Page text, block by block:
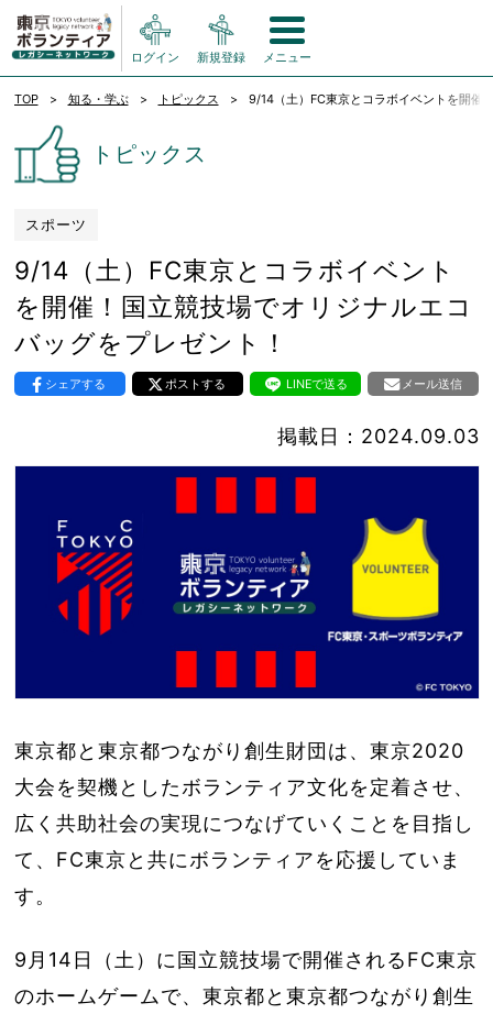
ログイン 新規登録 メニュー
TOP 知る・学ぶ トピックス 9/14（土）FC東京とコラボイベントを開催
トピックス
スポーツ
9/14（土）FC東京とコラボイベント
を開催！国立競技場でオリジナルエコ
バッグをプレゼント！
シェアする ポストする LINEで送る メール送信
掲載日：2024.09.03
東京都と東京都つながり創生財団は、東京2020
大会を契機としたボランティア文化を定着させ、
広く共助社会の実現につなげていくことを目指し
て、FC東京と共にボランティアを応援していま
す。
9月14日（土）に国立競技場で開催されるFC東京
のホームゲームで、東京都と東京都つながり創生